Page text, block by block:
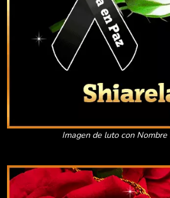
Imagen de luto con Nombre